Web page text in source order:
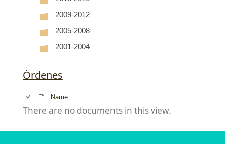
2009-2012
2005-2008
2001-2004
Órdenes
Name
There are no documents in this view.